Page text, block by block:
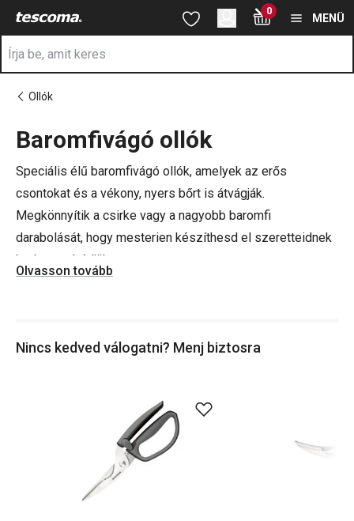
A Baromfivágó ollók oldalon tartózkodik
Ugrás a fő tartalomhoz
Ugrás a kereséshez
Ugrás a navigációhoz 0
MENÜ
Ollók
Baromfivágó ollók
Speciális élű baromfivágó ollók, amelyek az erős
csontokat és a vékony, nyers bőrt is átvágják.
Megkönnyítik a csirke vagy a nagyobb baromfi
darabolását, hogy mesterien készíthesd el szeretteidnek
kedvenc ebédjüket.
Kínálatunkban megtalálod a méltán népszerű japán
Olvasson tovább
Nincs kedved válogatni? Menj biztosra